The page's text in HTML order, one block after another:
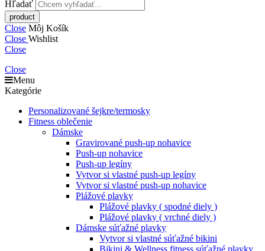
Hľadať
Close Môj Košík
Close Wishlist
Close
Close
Menu
Kategórie
Personalizované šejkre/termosky
Fitness oblečenie
Dámske
Gravirované push-up nohavice
Push-up nohavice
Push-up legíny
Vytvor si vlastné push-up legíny
Vytvor si vlastné push-up nohavice
Plážové plavky
Plážové plavky ( spodné diely )
Plážové plavky ( vrchné diely )
Dámske súťažné plavky
Vytvor si vlastné súťažné bikini
Bikini & Wellness fitness súťažné plavky